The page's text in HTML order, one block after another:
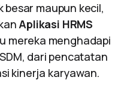
besar maupun kecil,
Aplikasi HRMS
mereka menghadapi
dari pencatatan
kinerja karyawan.